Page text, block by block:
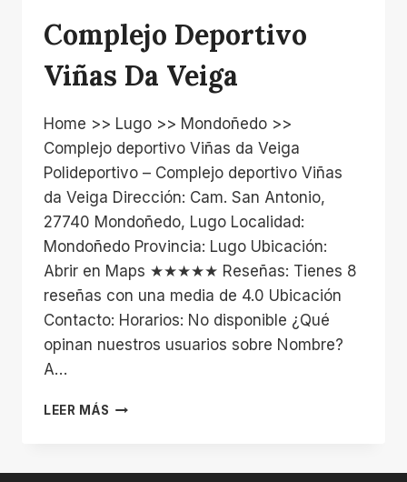
Complejo Deportivo
Viñas Da Veiga
Home >> Lugo >> Mondoñedo >>
Complejo deportivo Viñas da Veiga
Polideportivo – Complejo deportivo Viñas
da Veiga Dirección: Cam. San Antonio,
27740 Mondoñedo, Lugo Localidad:
Mondoñedo Provincia: Lugo Ubicación:
Abrir en Maps ★★★★★ Reseñas: Tienes 8
reseñas con una media de 4.0 Ubicación
Contacto: Horarios: No disponible ¿Qué
opinan nuestros usuarios sobre Nombre?
A…
LEER MÁS COMPLEJO